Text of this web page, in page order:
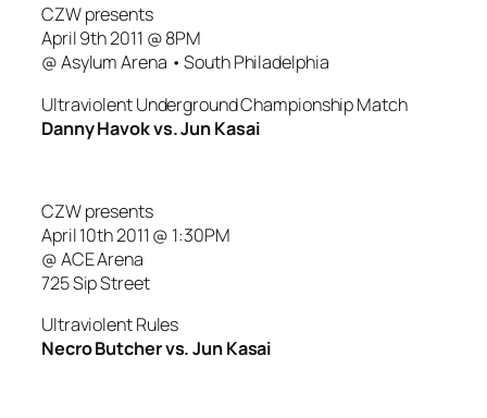
CZW presents
April 9th 2011 @ 8PM
@ Asylum Arena • South Philadelphia
Ultraviolent Underground Championship Match
Danny Havok vs. Jun Kasai
CZW presents
April 10th 2011 @ 1:30PM
@ ACE Arena
725 Sip Street
Ultraviolent Rules
Necro Butcher vs. Jun Kasai